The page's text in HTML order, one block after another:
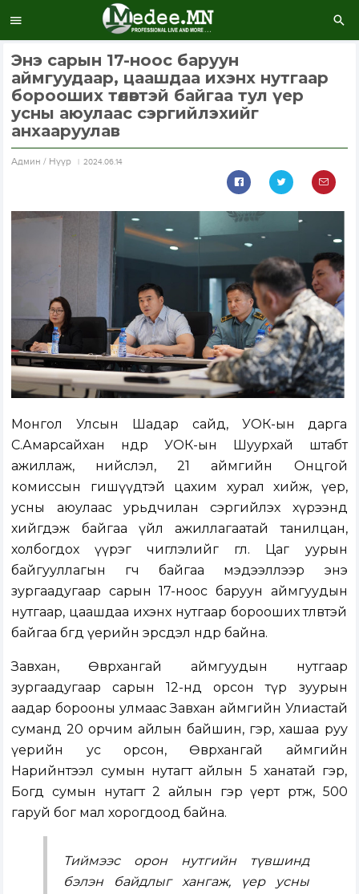
Энэ сарын 17-ноос баруун
аймгуудаар, цаашдаа ихэнх нутгаар
борооших төлөвтэй байгаа тул үер
усны аюулаас сэргийлэхийг
анхааруулав
Aдмин / Нүүр 2024.06.14
Монгол Улсын Шадар сайд, УОК-ын дарга
С.Амарсайхан өнөөдөр УОК-ын Шуурхай штабт
ажиллаж, нийслэл, 21 аймгийн Онцгой
комиссын гишүүдтэй цахим хурал хийж, үер,
усны аюулаас урьдчилан сэргийлэх хүрээнд
хийгдэж байгаа үйл ажиллагаатай танилцан,
холбогдох үүрэг чиглэлийг өглөө. Цаг уурын
байгууллагын өгч байгаа мэдээллээр энэ
зургаадугаар сарын 17-ноос баруун аймгуудын
нутгаар, цаашдаа ихэнх нутгаар борооших төлөвтэй
байгаа бөгөөд үерийн эрсдэл өндөр байна.
Завхан, Өвөрхангай аймгуудын нутгаар
зургаадугаар сарын 12-нд орсон түр зуурын
аадар борооны улмаас Завхан аймгийн Улиастай
суманд 20 орчим айлын байшин, гэр, хашаа руу
үерийн ус орсон, Өвөрхангай аймгийн
Нарийнтээл сумын нутагт айлын 5 ханатай гэр,
Богд сумын нутагт 2 айлын гэр үерт өртөж, 500
гаруй бог мал хорогдоод байна.
Тиймээс орон нутгийн түвшинд
бэлэн байдлыг хангаж, үер усны